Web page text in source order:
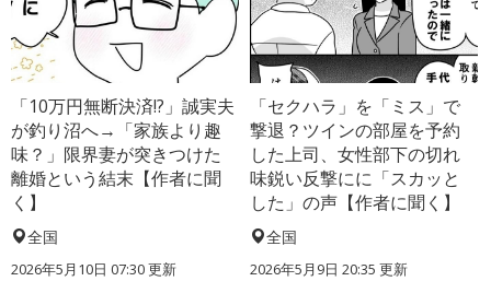
「10万円無断決済!?」誠実夫
が釣り沼へ→「家族より趣
味？」限界妻が突きつけた
離婚という結末【作者に聞
く】
全国
2026年5月10日 07:30 更新
「セクハラ」を「ミス」で
撃退？ツインの部屋を予約
した上司、女性部下の切れ
味鋭い反撃にに「スカッと
した」の声【作者に聞く】
全国
2026年5月9日 20:35 更新